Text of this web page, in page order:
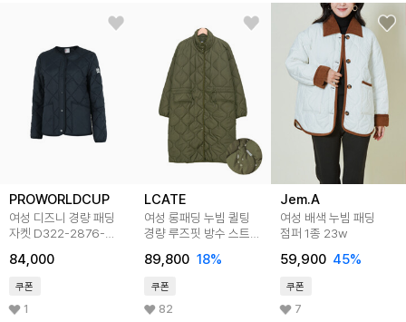
PROWORLDCUP
여성 디즈니 경량 패딩
자켓 D322-2876-
84,000
쿠폰
1
LCATE
여성 롱패딩 누빔 퀼팅
경량 루즈핏 방수 스트링
89,800 18%
쿠폰
82
Jem.A
여성 배색 누빔 패딩
점퍼 1종 23w
59,900 45%
쿠폰
7